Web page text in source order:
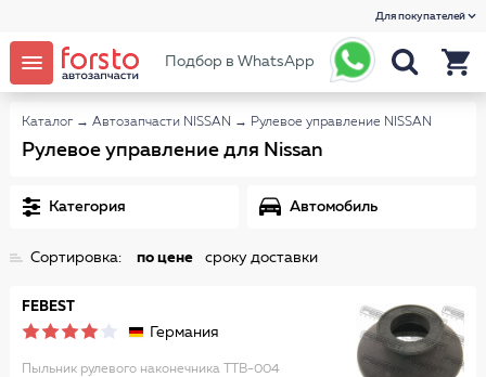
Для покупателей
Подбор в WhatsApp
Каталог → Автозапчасти NISSAN → Рулевое управление NISSAN
Рулевое управление для Nissan
Категория Автомобиль
Сортировка: по цене сроку доставки
FEBEST
Германия
Пыльник рулевого наконечника TTB-004